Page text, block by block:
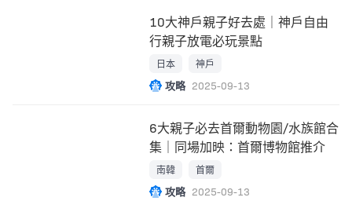
10大神戶親子好去處｜神戶自由
行親子放電必玩景點
日本 神戶
攻略 2025-09-13
6大親子必去首爾動物園/水族館合
集｜同場加映：首爾博物館推介
南韓 首爾
攻略 2025-09-13